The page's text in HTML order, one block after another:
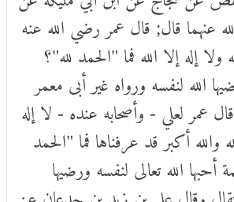
عنهما قال; قال عمر رضي الله عنه
إله إلا الله فما "الحمد لله"؟
الله لنفسه ورواه غير أبى معمر
لعلي - وأصحابه عنده - لا إله
والله أكبر قد عرفناها فما "الحمد
الله تعالى لنفسه ورضيها